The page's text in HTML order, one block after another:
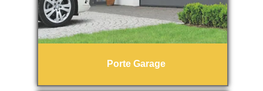
Porte Garage